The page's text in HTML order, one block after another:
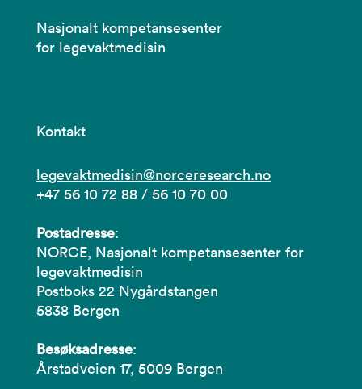
Nasjonalt kompetansesenter
for legevaktmedisin
Kontakt
legevaktmedisin@norceresearch.no
+47 56 10 72 88 / 56 10 70 00
Postadresse:
NORCE, Nasjonalt kompetansesenter for
legevaktmedisin
Postboks 22 Nygårdstangen
5838 Bergen
Besøksadresse:
Årstadveien 17, 5009 Bergen